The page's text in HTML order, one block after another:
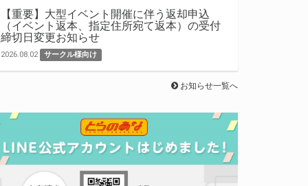
【重要】大型イベント開催に伴う返却申込
（イベント返本、指定住所宛て返本）の受付
締切日変更お知らせ
2026.08.02 サークル様向け
お知らせ一覧へ